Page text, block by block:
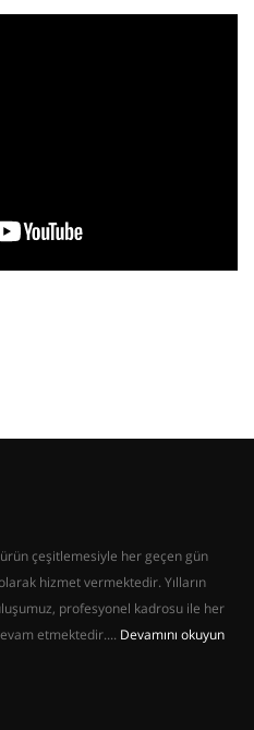
ürün çeşitlemesiyle her geçen gün
hizmet vermektedir. Yılların
profesyonel kadrosu ile her
etmektedir.... Devamını okuyun